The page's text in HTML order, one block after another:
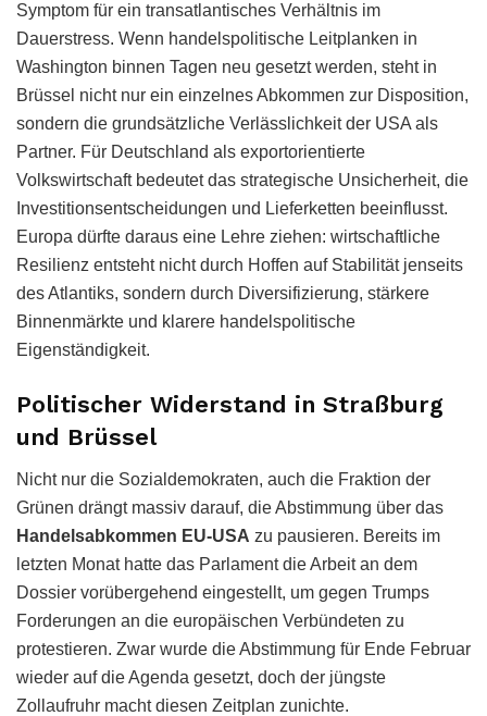
Symptom für ein transatlantisches Verhältnis im
Dauerstress. Wenn handelspolitische Leitplanken in
Washington binnen Tagen neu gesetzt werden, steht in
Brüssel nicht nur ein einzelnes Abkommen zur Disposition,
sondern die grundsätzliche Verlässlichkeit der USA als
Partner. Für Deutschland als exportorientierte
Volkswirtschaft bedeutet das strategische Unsicherheit, die
Investitionsentscheidungen und Lieferketten beeinflusst.
Europa dürfte daraus eine Lehre ziehen: wirtschaftliche
Resilienz entsteht nicht durch Hoffen auf Stabilität jenseits
des Atlantiks, sondern durch Diversifizierung, stärkere
Binnenmärkte und klarere handelspolitische
Eigenständigkeit.
Politischer Widerstand in Straßburg
und Brüssel
Nicht nur die Sozialdemokraten, auch die Fraktion der
Grünen drängt massiv darauf, die Abstimmung über das
Handelsabkommen EU-USA zu pausieren. Bereits im
letzten Monat hatte das Parlament die Arbeit an dem
Dossier vorübergehend eingestellt, um gegen Trumps
Forderungen an die europäischen Verbündeten zu
protestieren. Zwar wurde die Abstimmung für Ende Februar
wieder auf die Agenda gesetzt, doch der jüngste
Zollaufruhr macht diesen Zeitplan zunichte.